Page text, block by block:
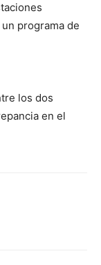
programa de
los dos
en el